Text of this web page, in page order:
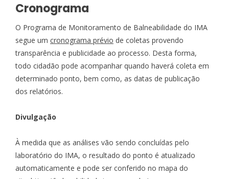
Cronograma
O Programa de Monitoramento de Balneabilidade do IMA
segue um cronograma prévio de coletas provendo
transparência e publicidade ao processo. Desta forma,
todo cidadão pode acompanhar quando haverá coleta em
determinado ponto, bem como, as datas de publicação
dos relatórios.
Divulgação
À medida que as análises vão sendo concluídas pelo
laboratório do IMA, o resultado do ponto é atualizado
automaticamente e pode ser conferido no mapa do